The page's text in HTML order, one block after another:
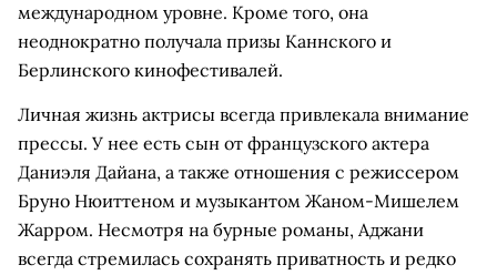
международном уровне. Кроме того, она
неоднократно получала призы Каннского и
Берлинского кинофестивалей.
Личная жизнь актрисы всегда привлекала внимание
прессы. У нее есть сын от французского актера
Даниэля Дайана, а также отношения с режиссером
Бруно Нюиттеном и музыкантом Жаном-Мишелем
Жарром. Несмотря на бурные романы, Аджани
всегда стремилась сохранять приватность и редко